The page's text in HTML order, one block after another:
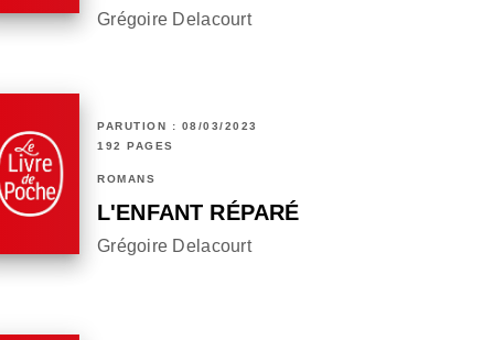
Grégoire Delacourt
PARUTION : 08/03/2023
192 PAGES
ROMANS
L'ENFANT RÉPARÉ
Grégoire Delacourt